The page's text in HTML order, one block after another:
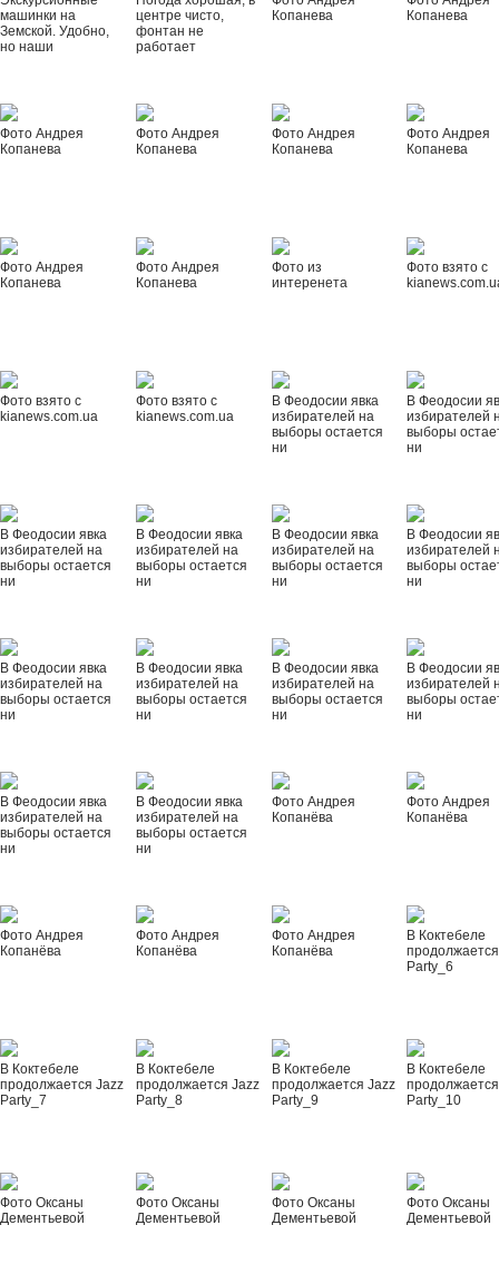
машинки на
Земской. Удобно,
но наши
центре чисто,
фонтан не
работает
Копанева
Копанева
Фото Андрея
Копанева
Фото Андрея
Копанева
Фото Андрея
Копанева
Фото Андрея
Копанева
Фото Андрея
Копанева
Фото Андрея
Копанева
Фото из
интеренета
Фото взято с
Фото взято с
kianews.com.ua
Фото взято с
kianews.com.ua
В Феодосии явка
избирателей на
выборы остается
ни
В Феодосии
избирателей
выборы
ни
В Феодосии явка
избирателей на
выборы остается
ни
В Феодосии явка
избирателей на
выборы остается
ни
В Феодосии явка
избирателей на
выборы остается
ни
В Феодосии
избирателей
выборы
ни
В Феодосии явка
избирателей на
выборы остается
ни
В Феодосии явка
избирателей на
выборы остается
ни
В Феодосии явка
избирателей на
выборы остается
ни
В Феодосии
избирателей
выборы
ни
В Феодосии явка
избирателей на
выборы остается
ни
В Феодосии явка
избирателей на
выборы остается
ни
Фото Андрея
Копанёва
Фото Андрея
Копанёва
Фото Андрея
Копанёва
Фото Андрея
Копанёва
Фото Андрея
Копанёва
В Коктебеле
Party_6
В Коктебеле
продолжается Jazz
Party_7
В Коктебеле
продолжается Jazz
Party_8
В Коктебеле
продолжается Jazz
Party_9
В Коктебеле
Party_10
Фото Оксаны
Дементьевой
Фото Оксаны
Дементьевой
Фото Оксаны
Дементьевой
Фото Оксаны
Дементьевой